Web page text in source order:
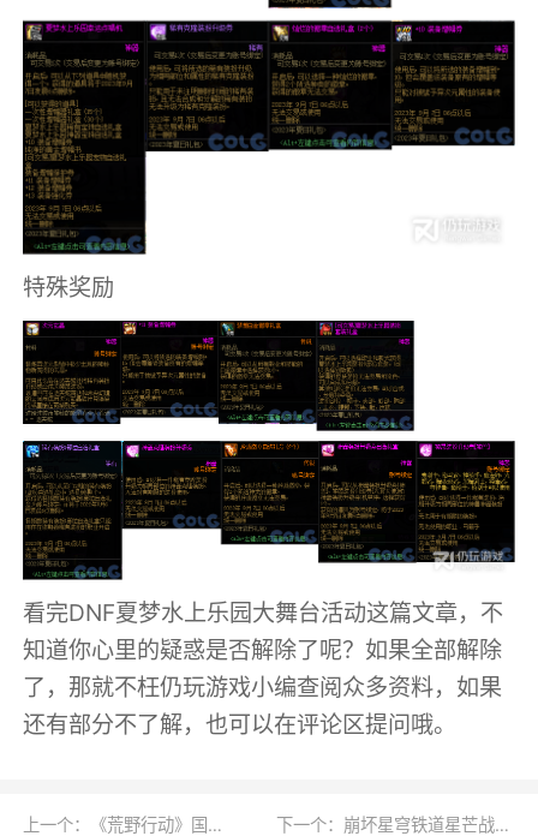
特殊奖励
看完DNF夏梦水上乐园大舞台活动这篇文章，不
知道你心里的疑惑是否解除了呢？如果全部解除
了，那就不枉仍玩游戏小编查阅众多资料，如果
还有部分不了解，也可以在评论区提问哦。
上一个：《荒野行动》国际服登录不了怎么办 下一个：崩坏星穹铁道星芒战幕第六关通关攻略一览